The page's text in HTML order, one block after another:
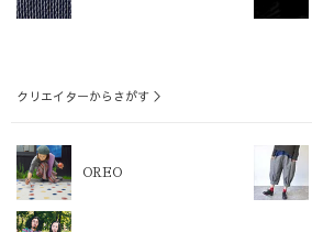
クリエイターからさがす ＞
OREO